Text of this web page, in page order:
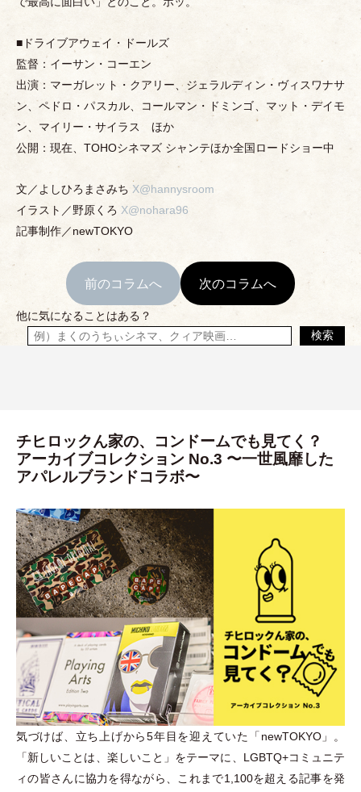
■ドライブアウェイ ・
ドールズ
監督：イーサン ・ コーエン
出演：マーガレット ・ クアリー、ジェラルディン ・ ヴィスワナサ
ン、ペドロ ・パスカル、コールマン ・ ドミンゴ、マット ・ デイモ
ン、マイリー ・ サイラス ほか
公開：現在、TOHOシネマズ シャンテほか全国ロードショー中
文／よしひろまさみち X@hannysroom
イラスト／野原くろ X@nohara96
記事制作／newTOKYO
前のコラムへ 次のコラムへ
他に気になることはある？
検索
チヒロックん家の、コンドームでも見てく？
アーカイブコレクション No.3 〜一世風靡した
アパレルブランドコラボ〜
気づけば、立ち上げから5年目を迎えていた 「 newTOKYO」
。
「新しいことは、楽しいこと 」 をテーマに、LGBTQ+コミュニテ
ィの皆さんに協力を得ながら、これまで1,100を超える記事を発